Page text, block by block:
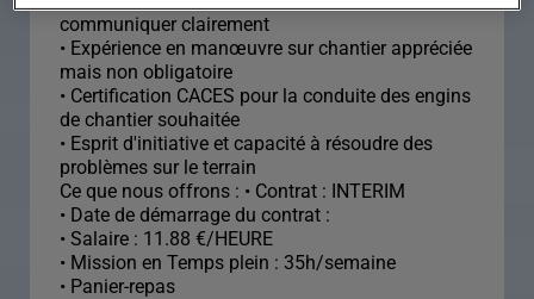
communiquer clairement
• Expérience en manœuvre sur chantier appréciée
mais non obligatoire
• Certification CACES pour la conduite des engins
de chantier souhaitée
• Esprit d'initiative et capacité à résoudre des
problèmes sur le terrain
Ce que nous offrons : • Contrat : INTERIM
• Date de démarrage du contrat :
• Salaire : 11.88 €/HEURE
• Mission en Temps plein : 35h/semaine
• Panier-repas